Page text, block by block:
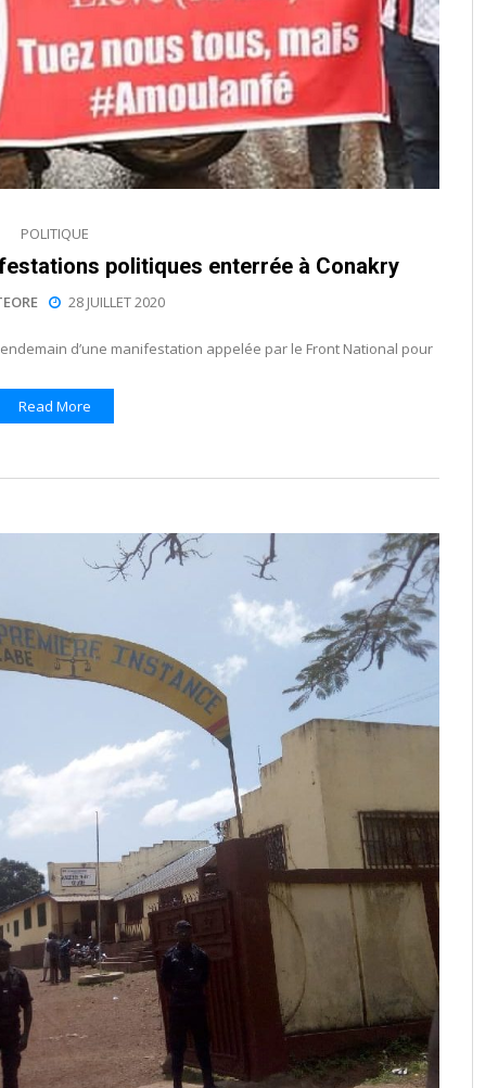
POLITIQUE
politiques enterrée à Conakry
28 JUILLET 2020
d’une manifestation appelée par le Front National pour
Read More